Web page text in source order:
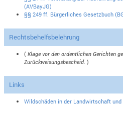
(AVBayJG)
§§ 249 ff. Bürgerliches Gesetzbuch
Rechtsbehelfsbelehrung
(Klage vor den ordentlichen Gerichten
Zurückweisungsbescheid. )
Links
Wildschäden in der Landwirtschaft und